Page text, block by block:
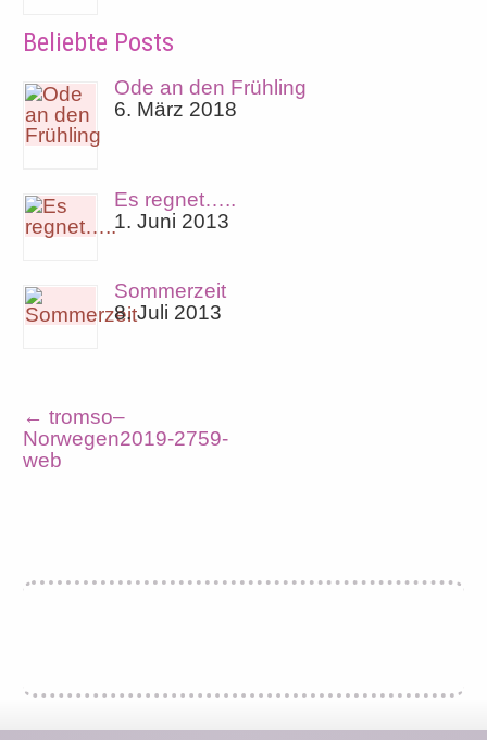
Beliebte Posts
Ode an den Frühling
6. März 2018
Es regnet…..
1. Juni 2013
Sommerzeit
8. Juli 2013
← tromso–
Norwegen2019-2759-
web